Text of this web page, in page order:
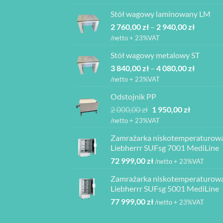
6
850,00 zł.
6
165,00 zł.
Stół wagowy laminowany LM
2 760,00zł – 2 940,00złZakres
2
760,00 zł
/netto + 23%VAT
Stół wagowy metalowy ST
3 840,00zł – 4 080,00złZakres
080,00
/netto + 23%VAT
Odstojnik PP
2 000,00zł Pierwotna
cena
2
000,00 zł.
1 950,00złAktualna
1
950,00 zł.
/netto + 23%VAT
Zamrażarka
Liebherrr SUFsg 7001 MediLine
72 999,00zł/netto + 23%VAT
Zamrażarka
Liebherrr SUFsg 5001 MediLine
77 999,00zł/netto + 23%VAT